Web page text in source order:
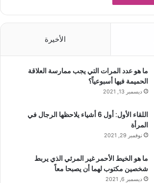
الأخيرة
ما هو عدد المرات التي يجب ممارسة العلاقة
الحميمة فيها أسبوعياً؟
ديسمبر 13, 2021
اللقاء الأول: أول 6 أشياء يلاحظها الرجال في
المرأة
نوفمبر 29, 2021
ما هو الخيط الأحمر غير المرئي الذي يربط
شخصين مكتوب لهما أن يصبحا معاً
ديسمبر 6, 2021